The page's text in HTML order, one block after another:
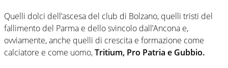
Quelli dolci dell’ascesa del club di Bolzano, quelli tristi del
fallimento del Parma e dello svincolo dall’Ancona e,
ovviamente, anche quelli di crescita e formazione come
calciatore e come uomo,Tritium, Pro Patria e Gubbio.